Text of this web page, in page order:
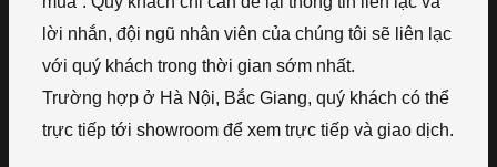
lời nhắn, đội ngũ nhân viên của chúng tôi sẽ liên lạc
với quý khách trong thời gian sớm nhất.
Trường hợp ở Hà Nội, Bắc Giang, quý khách có thể
trực tiếp tới showroom để xem trực tiếp và giao dịch.